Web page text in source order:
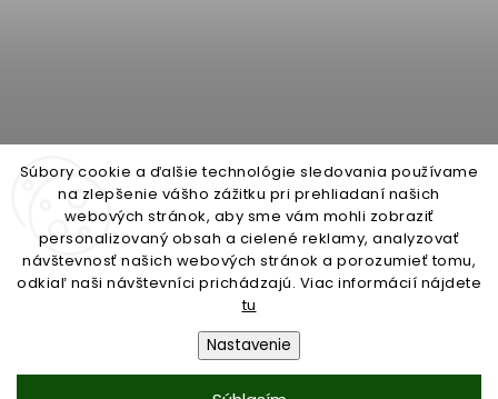
Súbory cookie a ďalšie technológie sledovania používame
na zlepšenie vášho zážitku pri prehliadaní našich
webových stránok, aby sme vám mohli zobraziť
personalizovaný obsah a cielené reklamy, analyzovať
návštevnosť našich webových stránok a porozumieť tomu,
odkiaľ naši návštevníci prichádzajú. Viac informácií nájdete
tu
Nastavenie
open-gate.cz montazpohonu.sk
open-gate.sk. Všetky práva vyhradené.